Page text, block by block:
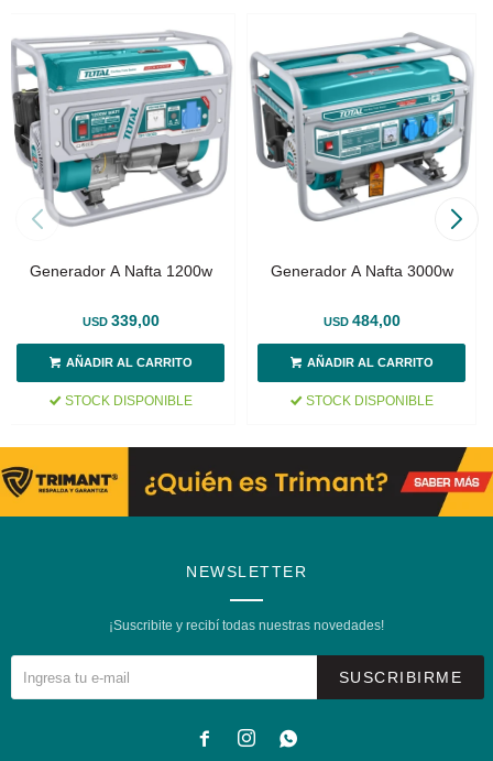
Generador A Nafta 1200w
USD 339,00
STOCK DISPONIBLE
Generador A Nafta 3000w
USD 484,00
STOCK DISPONIBLE
NEWSLETTER
¡Suscribite y recibí todas nuestras novedades!
SUSCRIBIRME
  